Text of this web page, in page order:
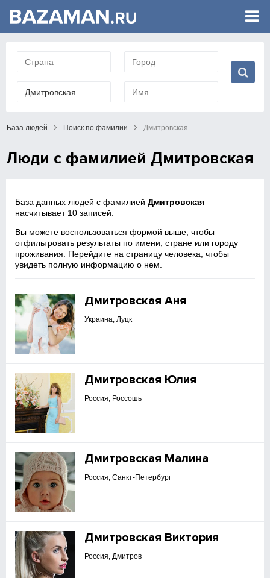
База людей Поиск по фамилии Дмитровская
Люди с фамилией Дмитровская
База данных людей с фамилиейДмитровская
насчитывает 10 записей.
Вы можете воспользоваться формой выше, чтобы
отфильтровать результаты по имени, стране или городу
проживания. Перейдите на страницу человека, чтобы
увидеть полную информацию о нем.
Дмитровская Аня
Украина, Луцк
Дмитровская Юлия
Россия, Россошь
Дмитровская Малина
Россия, Санкт-Петербург
Дмитровская Виктория
Россия, Дмитров